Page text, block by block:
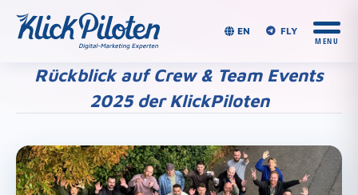
EN FLY
Rückblick auf Crew & Team Events
2025 der KlickPiloten